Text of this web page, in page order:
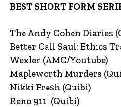
BEST SHORT FORM
The Andy Cohen Diaries
Better Call Saul: Ethics
Wexler (AMC/Youtube)
Mapleworth Murders
Nikki Fre$h (Quibi)
Reno 911! (Quibi)